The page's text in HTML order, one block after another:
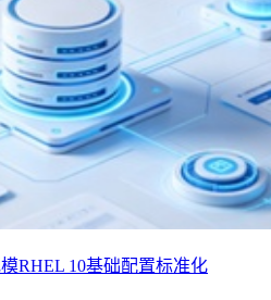
RHEL 10基础配置标准化